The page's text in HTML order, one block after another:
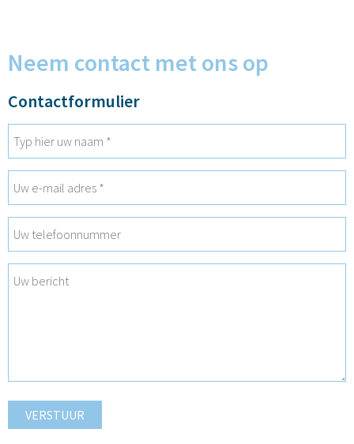
Neem contact met ons op
Contactformulier
VERSTUUR